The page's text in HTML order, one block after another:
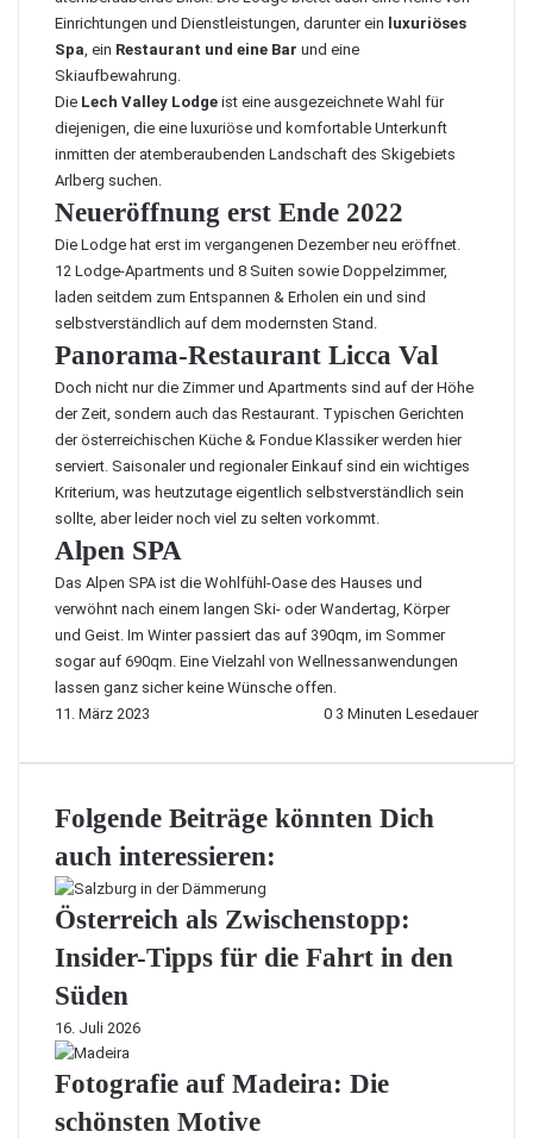
Einrichtungen und Dienstleistungen, darunter ein luxuriöses
Spa, ein Restaurant und eine Bar und eine
Skiaufbewahrung.
Die Lech Valley Lodge ist eine ausgezeichnete Wahl für
diejenigen, die eine luxuriöse und komfortable Unterkunft
inmitten der atemberaubenden Landschaft des Skigebiets
Arlberg suchen.
Neueröffnung erst Ende 2022
Die Lodge hat erst im vergangenen Dezember neu eröffnet.
12 Lodge-Apartments und 8 Suiten sowie Doppelzimmer,
laden seitdem zum Entspannen & Erholen ein und sind
selbstverständlich auf dem modernsten Stand.
Panorama-Restaurant Licca Val
Doch nicht nur die Zimmer und Apartments sind auf der Höhe
der Zeit, sondern auch das Restaurant. Typischen Gerichten
der österreichischen Küche & Fondue Klassiker werden hier
serviert. Saisonaler und regionaler Einkauf sind ein wichtiges
Kriterium, was heutzutage eigentlich selbstverständlich sein
sollte, aber leider noch viel zu selten vorkommt.
Alpen SPA
Das Alpen SPA ist die Wohlfühl-Oase des Hauses und
verwöhnt nach einem langen Ski- oder Wandertag, Körper
und Geist. Im Winter passiert das auf 390qm, im Sommer
sogar auf 690qm. Eine Vielzahl von Wellnessanwendungen
lassen ganz sicher keine Wünsche offen.
11. März 2023
0 3 Minuten Lesedauer
Folgende Beiträge könnten Dich
auch interessieren:
Österreich als Zwischenstopp:
Insider-Tipps für die Fahrt in den
Süden
16. Juli 2026
Fotografie auf Madeira: Die
schönsten Motive